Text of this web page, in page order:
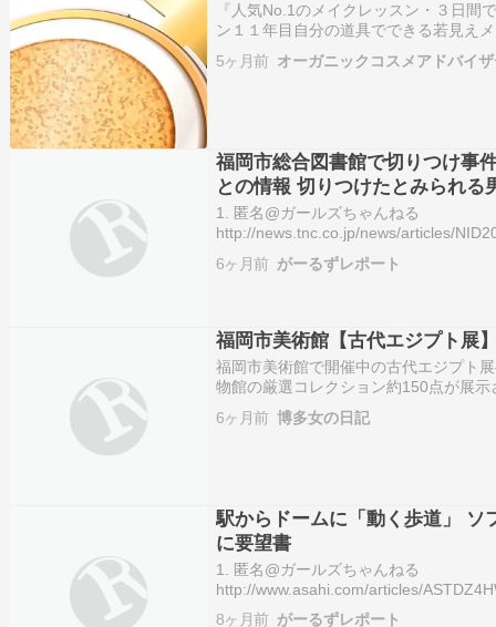
『人気No.1のメイクレッスン・３日間
ン１１年目自分の道具でできる若見え
村あかねです。私のプロフィールプラ
お申込み時…ameblo.jp『パーソナルカ
5ヶ月前 オーガニックコスメアドバイ
福岡市総合図書館で切りつけ事
との情報 切りつけたとみられる
1. 匿名@ガールズちゃんねる
http://news.tnc.co.jp/news/articles/
ろ、福岡市早良区の福岡市総合図書館
た」との通報がありました。 早良警察
6ヶ月前 がーるずレポート
福岡市美術館【古代エジプト展
福岡市美術館で開催中の古代エジプト
物館の厳選コレクション約150点が展
ぎ）、宝飾品、土器、パピルスなど、
ト人の草履思ってた以上に見応えがあ
6ヶ月前 博多女の日記
駅からドームに「動く歩道」 ソ
に要望書
1. 匿名@ガールズちゃんねる
http://www.asahi.com/articles/
よると、事業区間は唐人町駅付近から
8ヶ月前 がーるずレポート